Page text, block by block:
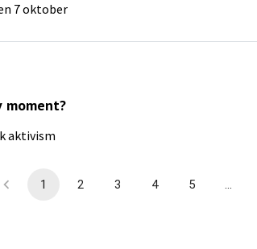
7 oktober
moment?
aktivism
1 2 3 4 5